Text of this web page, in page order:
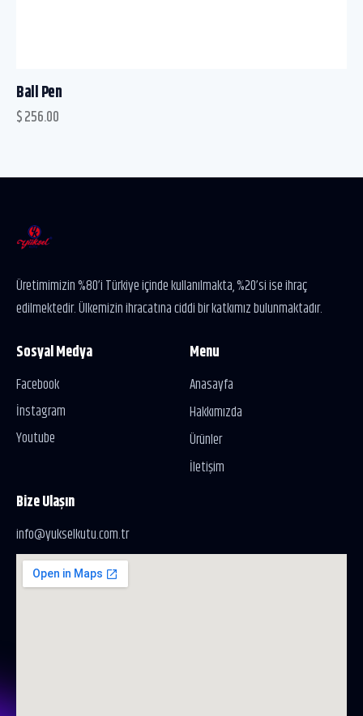
Ball Pen
$256.00
Üretimimizin %80’i Türkiye içinde kullanılmakta, %20’si ise ihraç
edilmektedir. Ülkemizin ihracatına ciddi bir katkımız bulunmaktadır.
Sosyal Medya
Facebook
İnstagram
Youtube
Menu
Anasayfa
Hakkımızda
Ürünler
İletişim
Bize Ulaşın
info@yukselkutu.com.tr